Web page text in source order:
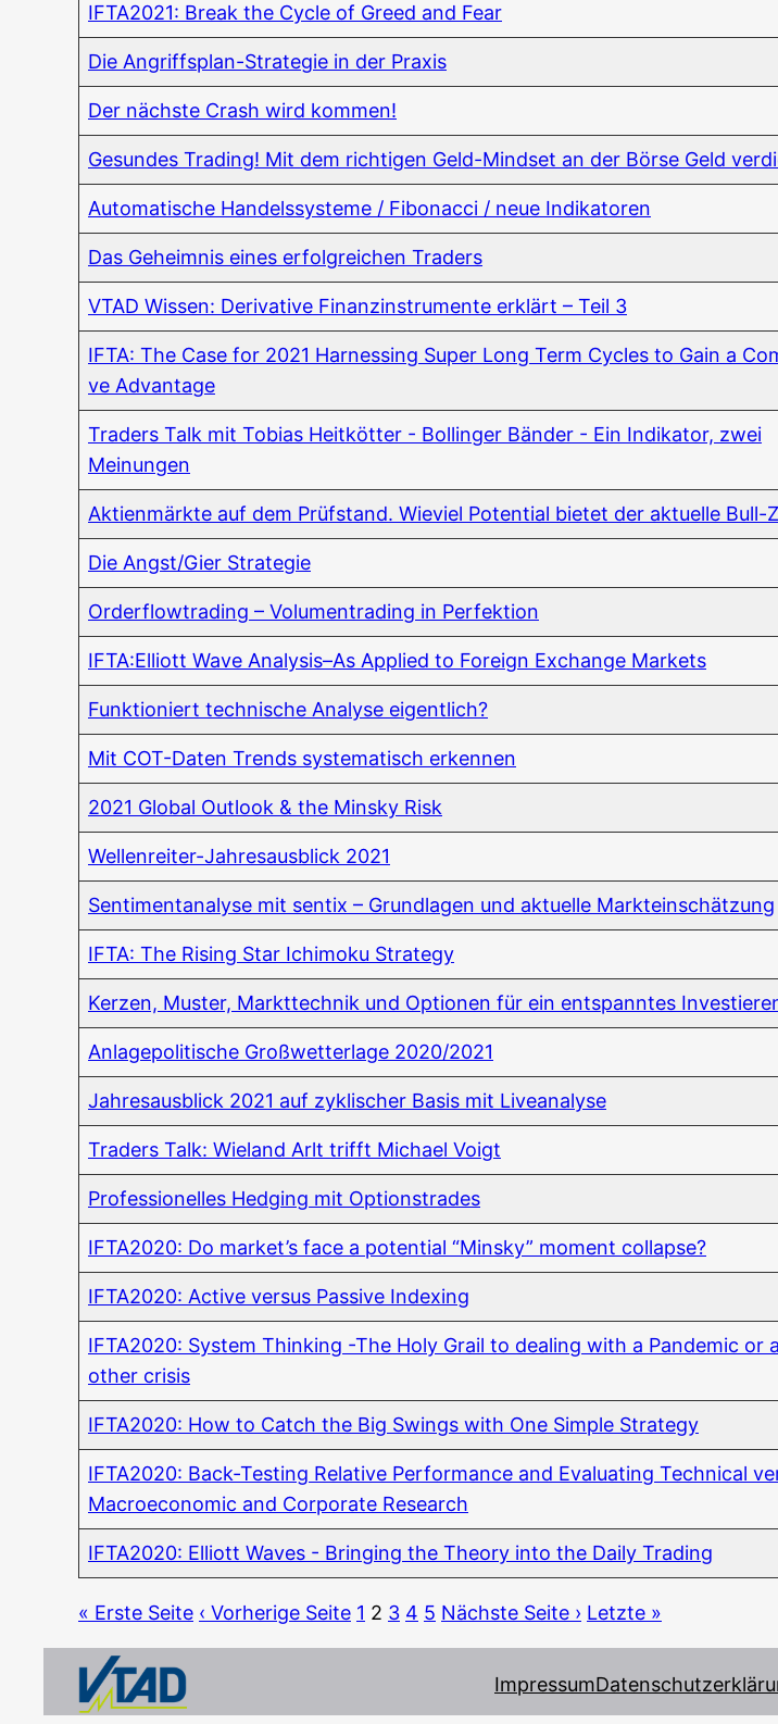
IFTA2021: Break the Cycle of Greed and Fear
Die Angriffs­plan-Stra­te­gie in der Praxis
Der nächs­te Crash wird kommen!
Gesun­des Tra­ding! Mit dem rich­ti­gen Geld-Mind­set an der Bör­se Geld
Auto­ma­ti­sche Han­dels­sys­te­me / Fibo­nac­ci / neue Indikatoren
Das Geheim­nis eines erfolg­rei­chen Traders
VTAD Wis­sen: Deri­va­ti­ve Finanz­in­stru­men­te erklärt – Teil 3
IFTA: The Case for 2021 Harnes­sing Super Long Term Cycles to Gain a
ve Advantage
Trad­ers Talk mit Tobi­as Heit­köt­ter - Bol­lin­ger Bän­der - Ein Indi­ka­tor, zwei
Meinungen
Akti­en­märk­te auf dem Prüf­stand. Wie­viel Poten­ti­al bie­tet der aktu­el­le Bull-
Die Angst/Gier Strategie
Order­flow­tra­ding – Volu­men­tra­ding in Perfektion
IFTA:Elliott Wave Analysis–As Appli­ed to For­eign Exch­an­ge Markets
Funk­tio­niert tech­ni­sche Ana­ly­se eigentlich?
Mit COT-Daten Trends sys­te­ma­tisch erkennen
2021 Glo­bal Out­look & the Min­sky Risk
Wel­len­rei­ter-Jah­res­aus­blick 2021
Sen­ti­ment­ana­ly­se mit sen­tix – Grund­la­gen und aktu­el­le Markteinschätzung
IFTA: The Rising Star Ichi­mo­ku Strategy
Ker­zen, Mus­ter, Markt­tech­nik und Optio­nen für ein ent­spann­tes
Anla­ge­po­li­ti­sche Groß­wet­ter­la­ge 2020/2021
Jah­res­aus­blick 2021 auf zykli­scher Basis mit Liveanalyse
Trad­ers Talk: Wie­land Arlt trifft Micha­el Voigt
Pro­fes­sio­nel­les Hedging mit Optionstrades
IFTA2020: Do market’s face a poten­ti­al “Min­sky” moment collapse?
IFTA2020: Acti­ve ver­sus Pas­si­ve Indexing
IFTA2020: Sys­tem Thin­king -The Holy Grail to deal­ing with a Pan­de­mic or
other crisis
IFTA2020: How to Catch the Big Swings with One Simp­le Strategy
IFTA2020: Back-Test­ing Rela­ti­ve Per­for­mance and Eva­lua­ting Tech­ni­cal
Macroe­co­no­mic and Cor­po­ra­te Research
IFTA2020: Elliott Waves - Brin­ging the Theo­ry into the Dai­ly Trading
« Ers­te Seite ‹ Vor­he­ri­ge Seite 1 2 3 4 5 Nächs­te Seite › Letz­te »
Impressum